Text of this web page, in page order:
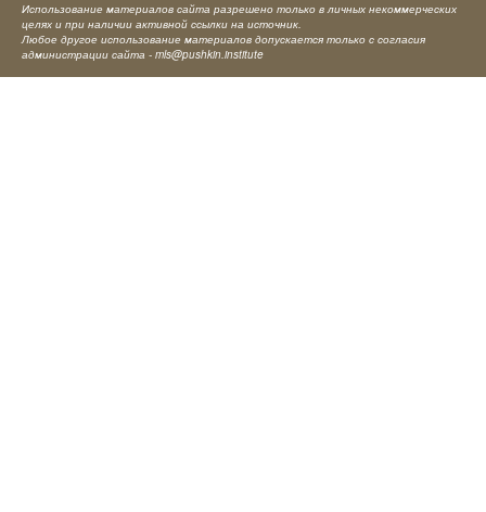
Использование материалов сайта разрешено только в личных некоммерческих
целях и при наличии активной ссылки на источник.
Любое другое использование материалов допускается только с согласия
администрации сайта - mls@pushkin.institute